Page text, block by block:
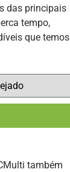
das principais
tempo,
que temos
também